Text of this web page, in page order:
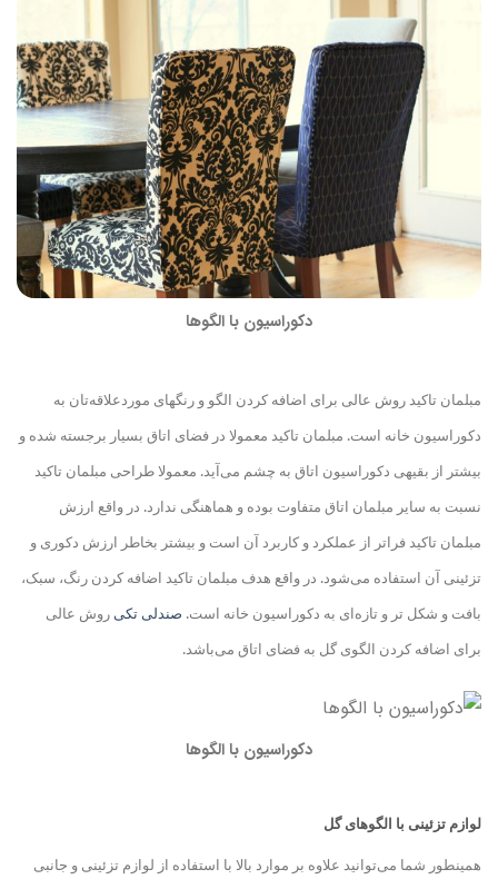
دکوراسیون با الگوها
مبلمان تاکید روش عالی برای اضافه کردن الگو و رنگهای موردعلاقه‌تان به
دکوراسیون خانه است. مبلمان تاکید معمولا در فضای اتاق بسیار برجسته شده و
بیشتر از بقیهی دکوراسیون اتاق به چشم می‌آید. معمولا طراحی مبلمان تاکید
نسبت به سایر مبلمان اتاق متفاوت بوده و هماهنگی ندارد. در واقع ارزش
مبلمان تاکید فراتر از عملکرد و کاربرد آن است و بیشتر بخاطر ارزش دکوری و
تزئینی آن استفاده می‌شود. در واقع هدف مبلمان تاکید اضافه کردن رنگ، سبک،
بافت و شکل تر و تازه‌ای به دکوراسیون خانه است. صندلی تکیروش عالی
برای اضافه کردن الگوی گل به فضای اتاق می‌باشد.
دکوراسیون با الگوها
لوازم تزئینی با الگوهای گل
همینطور شما می‌توانید علاوه بر موارد بالا با استفاده از لوازم تزئینی و جانبی